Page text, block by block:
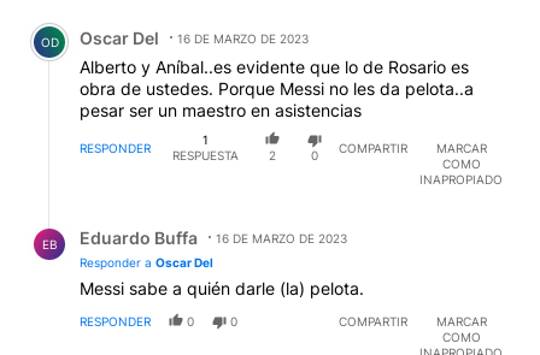
Comentario de Oscar Del.
OD Oscar Del 16 DE MARZO DE 2023
Alberto y Aníbal..es evidente que lo de Rosario es
obra de ustedes. Porque Messi no les da pelota..a
pesar ser un maestro en asistencias
RESPONDER
1
RESPUESTA
2 0
COMPARTIR
MARCAR
COMO
INAPROPIADO
EB Eduardo Buffa
16 DE MARZO DE 2023
Responder a Oscar Del
Messi sabe a quién darle (la) pelota.
RESPONDER 0 0 COMPARTIR
MARCAR
COMO